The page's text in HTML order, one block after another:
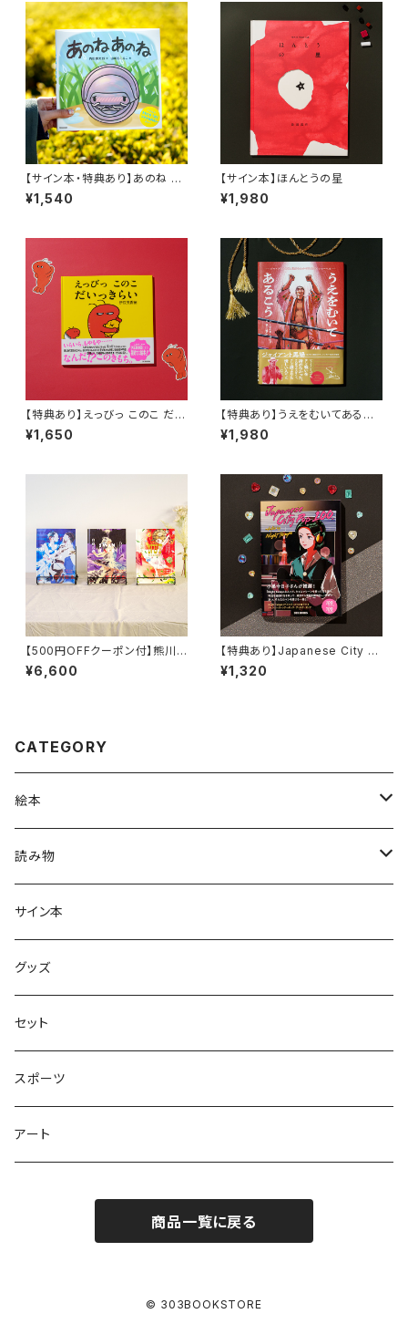
【サイン本・特典あり】あのね あ
のね
¥1,540
【サイン本】ほんとうの星
¥1,980
【特典あり】えっびっ このこ だい
っきらい
¥1,650
【特典あり】うえをむいてあるこ
う〜ジャイアント馬場、世界をわ
かせた最初のショーヘイ
¥1,980
【500円OFFクーポン付】熊川
哲也アートノベルセット
¥6,600
【特典あり】Japanese City P
op 100, selected by Night
Tempo
¥1,320
CATEGORY
絵本
グラニフのえほん
大人の絵本
学びの絵本
読み物
ホントのコイズミさん
昭和偏愛シリーズ
熊川哲也アートノベル
社会について考える
サイン本
グッズ
セット
スポーツ
アート
商品一覧に戻る
© 303BOOKSTORE